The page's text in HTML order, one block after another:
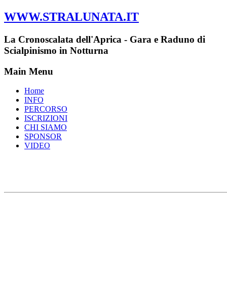
WWW.STRALUNATA.IT
La Cronoscalata dell'Aprica - Gara e Raduno di
Scialpinismo in Notturna
Main Menu
Home
INFO
PERCORSO
ISCRIZIONI
CHI SIAMO
SPONSOR
VIDEO